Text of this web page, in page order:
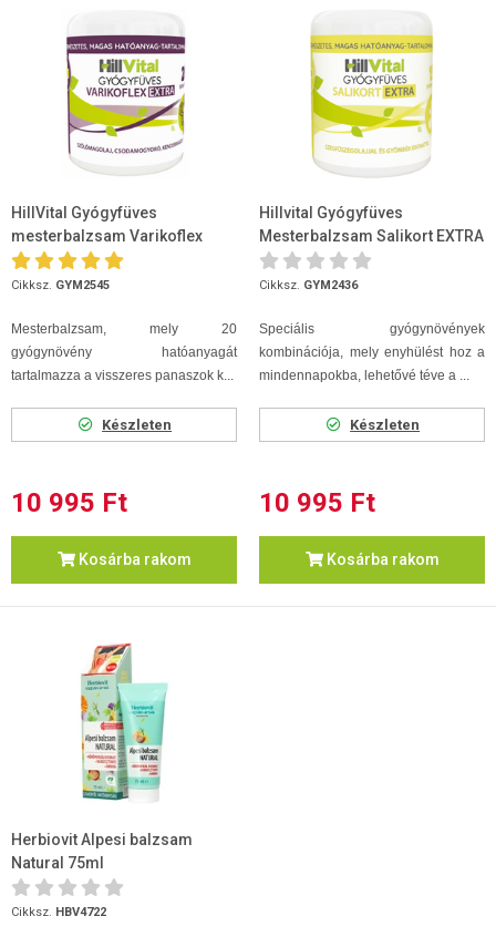
HillVital Gyógyfüves
mesterbalzsam Varikoflex
EXTRA 250ml
Cikksz. GYM2545
Mesterbalzsam, mely 20
gyógynövény hatóanyagát
tartalmazza a visszeres panaszok k...
Készleten
10 995 Ft
Kosárba rakom
Hillvital Gyógyfüves
Mesterbalzsam Salikort EXTRA
250ml
Cikksz. GYM2436
Speciális gyógynövények
kombinációja, mely enyhülést hoz a
mindennapokba, lehetővé téve a ...
Készleten
10 995 Ft
Kosárba rakom
Herbiovit Alpesi balzsam
Natural 75ml
Cikksz. HBV4722